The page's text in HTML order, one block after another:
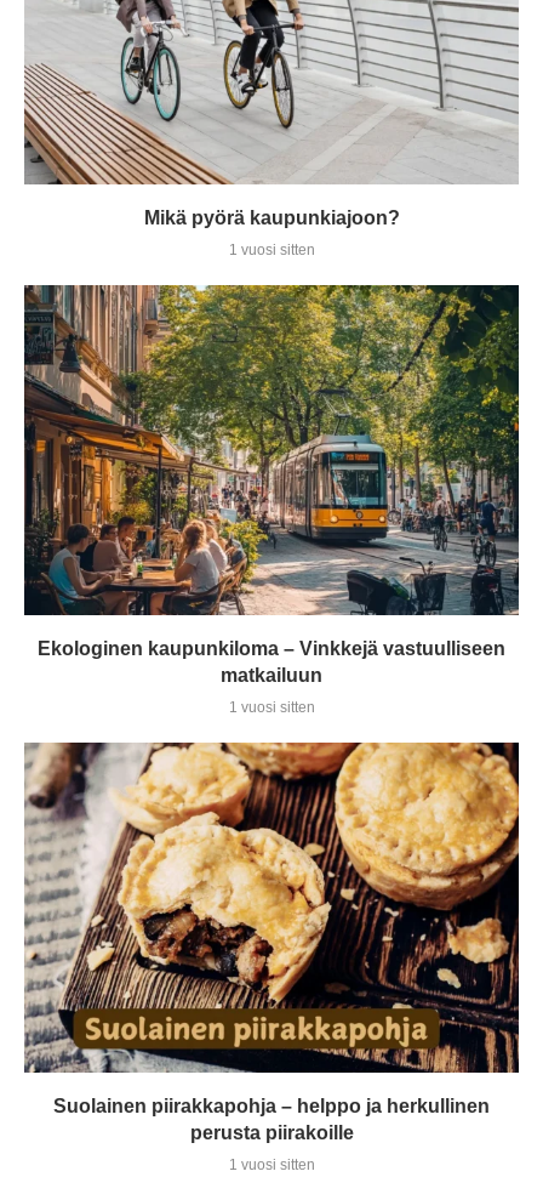
Mikä pyörä kaupunkiajoon?
1 vuosi sitten
Ekologinen kaupunkiloma – Vinkkejä vastuulliseen
matkailuun
1 vuosi sitten
Suolainen piirakkapohja – helppo ja herkullinen
perusta piirakoille
1 vuosi sitten